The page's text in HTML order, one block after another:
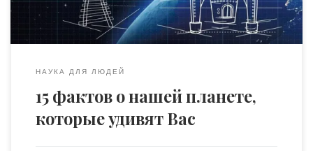
НАУКА ДЛЯ ЛЮДЕЙ
15 фактов о нашей планете,
которые удивят Вас